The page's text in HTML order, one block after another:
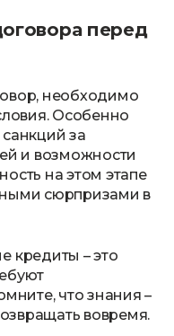
перед
необходимо
Особенно
за
и возможности
на этом этапе
сюрпризами в
кредиты – это
что знания –
вовремя.